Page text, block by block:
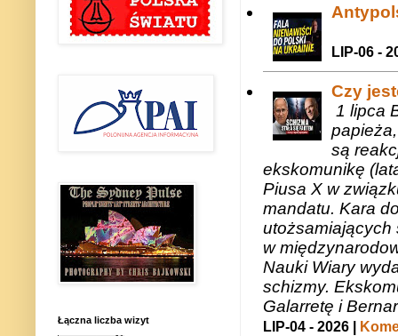
LIP-06 -
Czy
1 lipca
są
ekskomunikę
Piusa X w
mandatu. Kara
utożsamiających
w
Nauki Wiary
schizmy.
Galarretę i
LIP-04 - 2026 |
Łączna liczba wizyt